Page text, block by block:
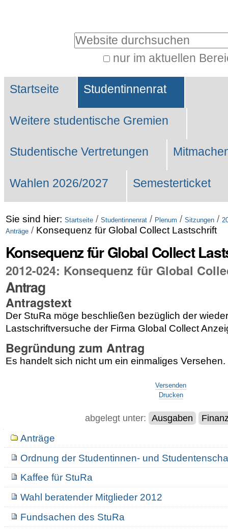
Website durchsuchen
nur im aktuellen
Suche…
Sektionen
Startseite Studentinnenrat
Weitere studentische Gremien
Studentische Vertretungen
Wahlen 2026/2027 Semesterticket
Sie sind hier: Startseite / Studentinnenrat / Plenum / Sitzungen /
Anträge / Konsequenz für Global Collect Lastschrift
Konsequenz für Global Collect
2012-024: Konsequenz für Global
Antrag
Antragstext
Der StuRa möge beschließen bezüglich der
Lastschriftversuche der Firma Global Collect
Begründung zum Antrag
Es handelt sich nicht um ein einmaliges Versehen.
Versenden
Drucken
abgelegt unter: Ausgaben
NavigationAnträge
Ordnung der Studentinnen- und
Kaffee für StuRa
Wahl beratender Mitglieder 2012
Fundsachen des StuRa